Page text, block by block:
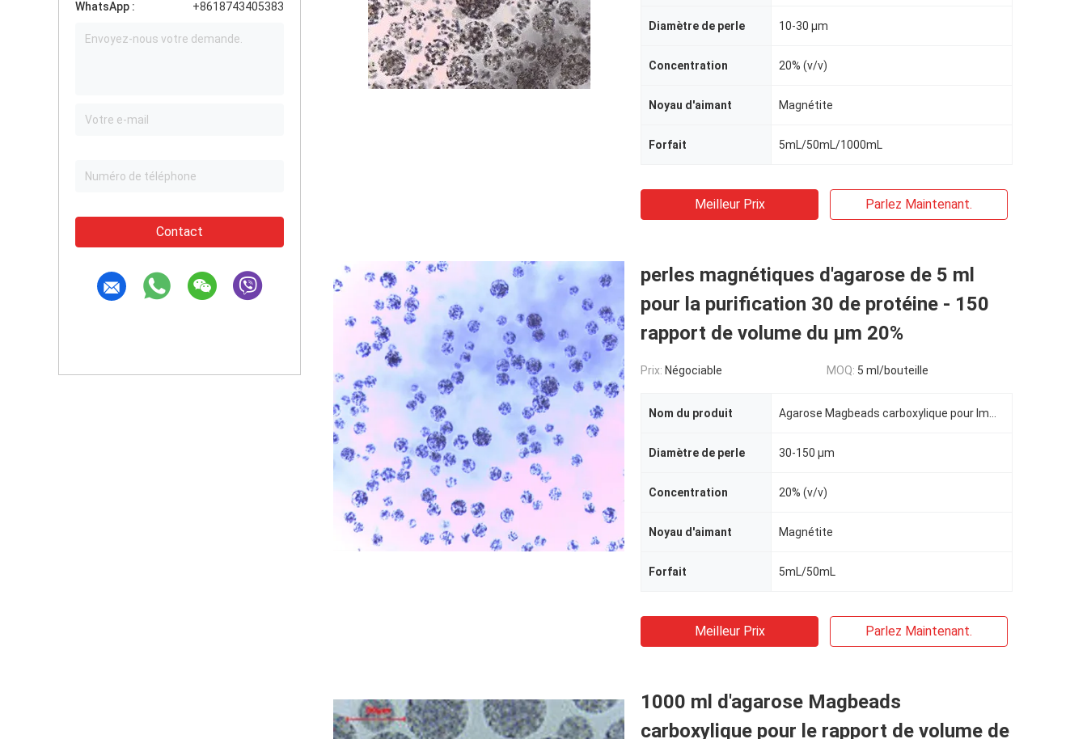
WhatsApp : +8618743405383
Contact
Diamètre de perle 10-30 μm
Concentration 20% (v/v)
Noyau d'aimant Magnétite
Forfait 5mL/50mL/1000mL
Meilleur Prix Parlez Maintenant.
perles magnétiques d'agarose de 5 ml
pour la purification 30 de protéine - 150
rapport de volume du μm 20%
Prix: Négociable MOQ: 5 ml/bouteille
Nom du produit
Diamètre de perle 30-150 μm
Concentration 20% (v/v)
Noyau d'aimant Magnétite
Forfait 5mL/50mL
Meilleur Prix Parlez Maintenant.
1000 ml d'agarose Magbeads
carboxylique pour le rapport de volume de